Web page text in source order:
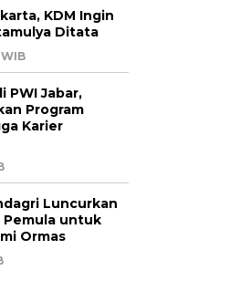
KDM Ingin
Ditata
PWI Jabar,
Program
Karier
Luncurkan
Pemula untuk
Ormas